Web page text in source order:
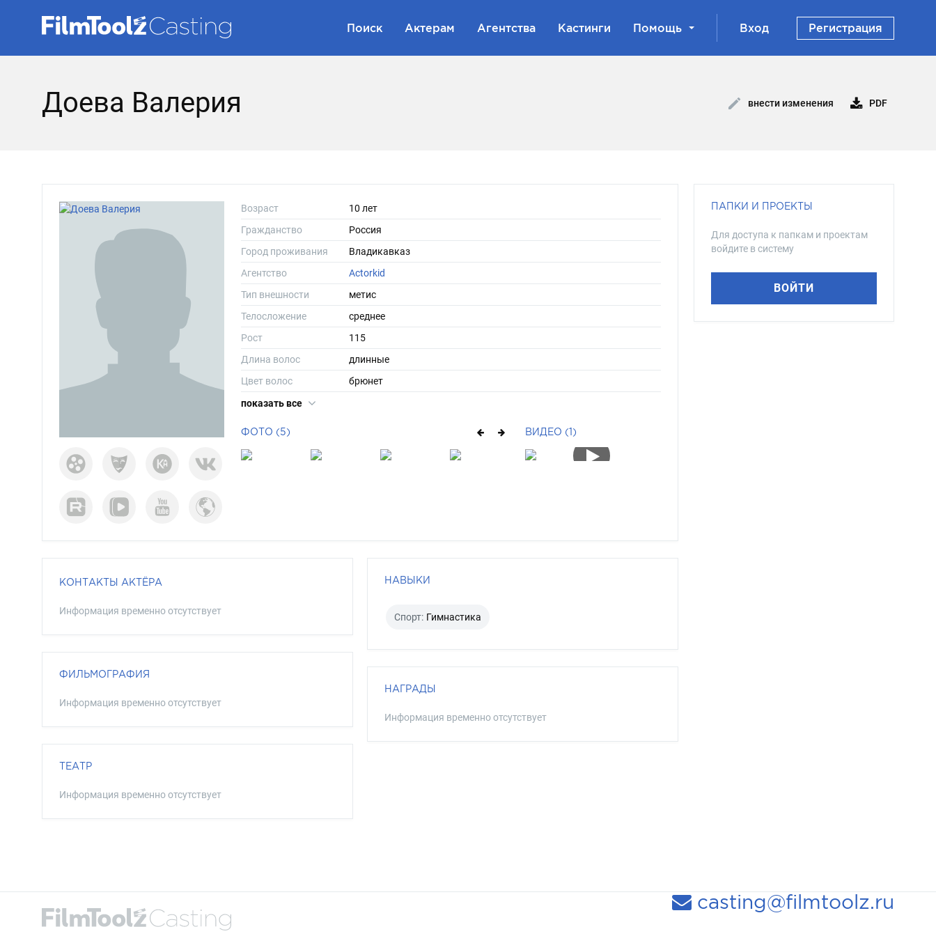
Поиск Актерам Агентства Кастинги Помощь Вход Регистрация
Доева Валерия внести изменения PDF
Возраст
10 лет
Гражданство
Россия
Город проживания
Владикавказ
Агентство
Actorkid
Тип внешности
метис
Телосложение
среднее
Рост
115
Длина волос
длинные
Цвет волос
брюнет
Цвет глаз
показать все
ФОТО (5) ВИДЕО (1)
КОНТАКТЫ АКТЁРА
Информация временно отсутствует
ФИЛЬМОГРАФИЯ
Информация временно отсутствует
ТЕАТР
Информация временно отсутствует
НАВЫКИ
Спорт: Гимнастика
НАГРАДЫ
Информация временно отсутствует
ПАПКИ И ПРОЕКТЫ
Для доступа к папкам и проектам
войдите в систему
ВОЙТИ
casting@filmtoolz.ru